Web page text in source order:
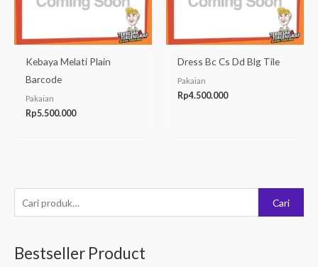
e
c
Cari
Bestseller Product
Kebaya Melati Plain
Barcode
Pakaian
Rp5.500.000
Dress Bc Cs Dd Blg Tile
Pakaian
Rp4.500.000